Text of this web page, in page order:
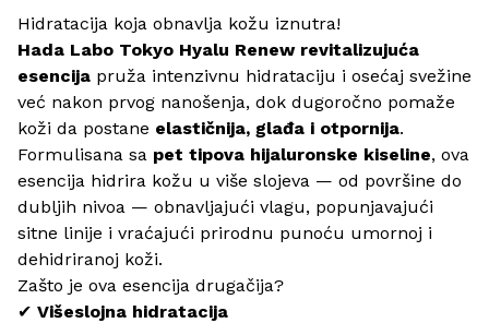
Hidratacija koja obnavlja kožu iznutra!
Hada Labo Tokyo Hyalu Renew revitalizujuća
esencija pruža intenzivnu hidrataciju i osećaj svežine
već nakon prvog nanošenja, dok dugoročno pomaže
koži da postane elastičnija, glađa i otpornija.
Formulisana sa pet tipova hijaluronske kiseline, ova
esencija hidrira kožu u više slojeva — od površine do
dubljih nivoa — obnavljajući vlagu, popunjavajući
sitne linije i vraćajući prirodnu punoću umornoj i
dehidriranoj koži.
Zašto je ova esencija drugačija?
✔ Višeslojna hidratacija